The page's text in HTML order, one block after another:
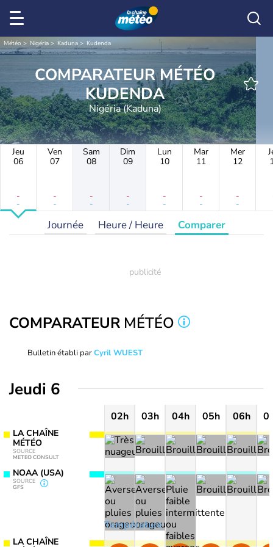
Météo Nigéria Kaduna Kudenda
COMPARATEUR MÉTÉO
KUDENDA
Nigéria (Kaduna)
Jeu
06
-
-
Ven
07
-
-
Sam
08
-
-
Dim
09
-
-
Lun
10
-
-
Mar
11
-
-
Mer
12
-
-
Journée Heure / Heure Comparer
COMPARATEUR MÉTÉO
Bulletin établi parCyril WUEST
Jeudi 6
LA CHAÎNE
MÉTÉO
SOURCE
METEO CONSULT
NOAA (USA)
SOURCE
GFS
LA CHAÎNE
02h 03h 04h 05h 06h
Température